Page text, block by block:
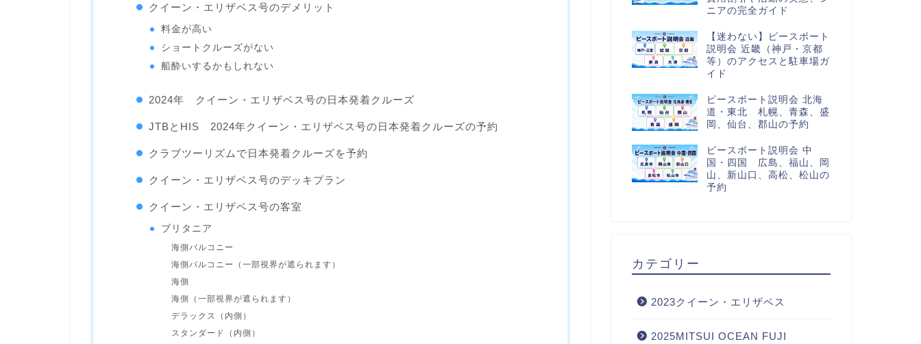
クイーン・エリザベス号のデメリット
料金が高い
ショートクルーズがない
船酔いするかもしれない
2024年 クイーン・エリザベス号の日本発着クルーズ
JTBとHIS 2024年クイーン・エリザベス号の日本発着クルーズの予約
クラブツーリズムで日本発着クルーズを予約
クイーン・エリザベス号のデッキプラン
クイーン・エリザベス号の客室
ブリタニア
海側バルコニー
海側バルコニー（一部視界が遮られます）
海側
海側（一部視界が遮られます）
デラックス（内側）
スタンダード（内側）
ニアの完全ガイド
【迷わない】ピースボート
説明会 近畿（神戸・京都
等）のアクセスと駐車場ガ
イド
ピースボート説明会 北海
道・東北 札幌、青森、盛
岡、仙台、郡山の予約
ピースボート説明会 中
国・四国 広島、福山、岡
山、新山口、高松、松山の
予約
カテゴリー
2023クイーン・エリザベス
2025MITSUI OCEAN FUJI